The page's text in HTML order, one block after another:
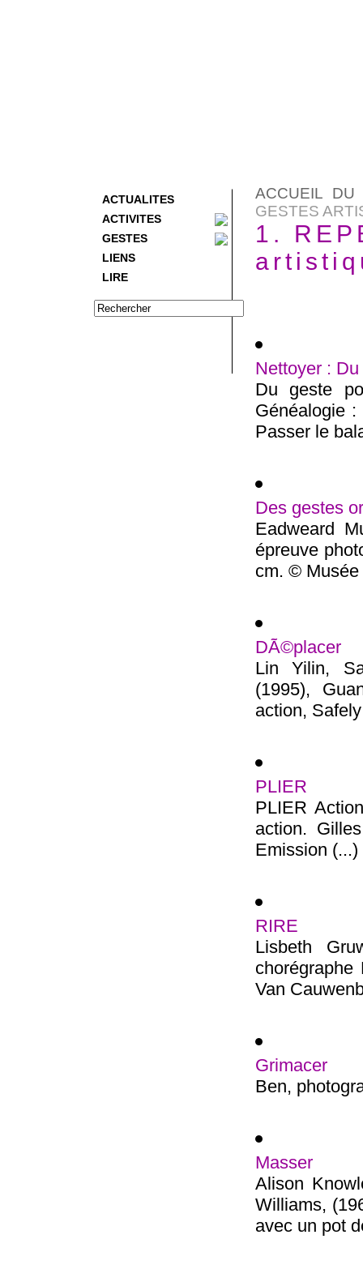
ACTUALITES
ACTIVITES
GESTES
LIENS
LIRE
ACCUEIL DU
GESTES
1.
Nettoyer :
Du geste
Généalogie
Passer le
Des gestes
Eadweard
épreuve
cm. © Musée
DÃ©placer
Lin Yilin,
(1995),
action,
PLIER
PLIER
action.
Emission (...)
RIRE
Lisbeth
Van
Grimacer
Ben,
Masser
Alison
Williams,
avec un pot